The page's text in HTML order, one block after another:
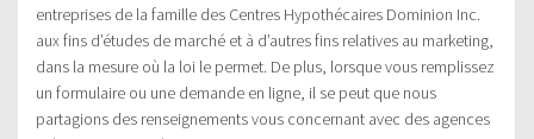
entreprises de la famille des Centres Hypothécaires Dominion Inc.
aux fins d’études de marché et à d’autres fins relatives au marketing,
dans la mesure où la loi le permet. De plus, lorsque vous remplissez
un formulaire ou une demande en ligne, il se peut que nous
partagions des renseignements vous concernant avec des agences